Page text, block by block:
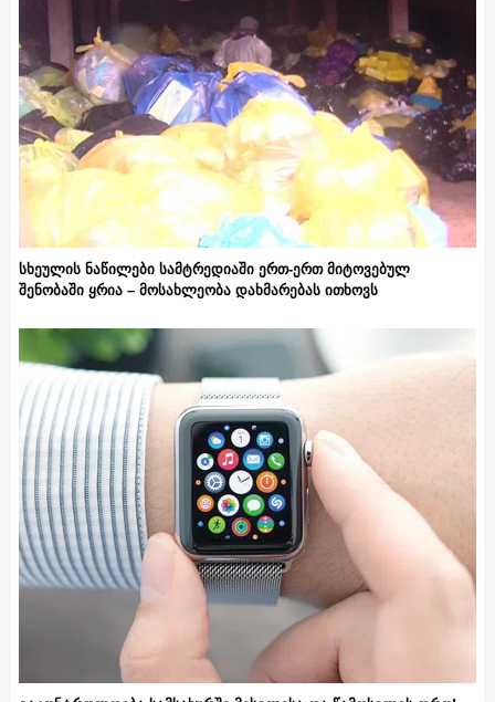
სხეულის ნაწილები სამტრედიაში ერთ-ერთ მიტოვებულ
შენობაში ყრია – მოსახლეობა დახმარებას ითხოვს